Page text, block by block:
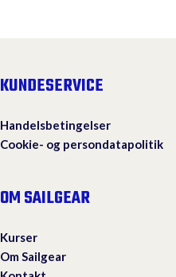
KUNDESERVICE
Handelsbetingelser
Cookie- og persondatapolitik
OM SAILGEAR
Kurser
Om Sailgear